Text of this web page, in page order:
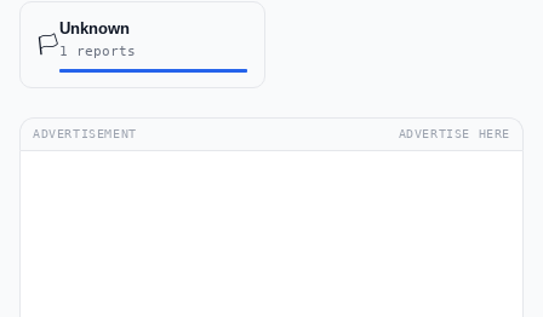
🏳️
Unknown
1 reports
ADVERTISEMENT ADVERTISE HERE